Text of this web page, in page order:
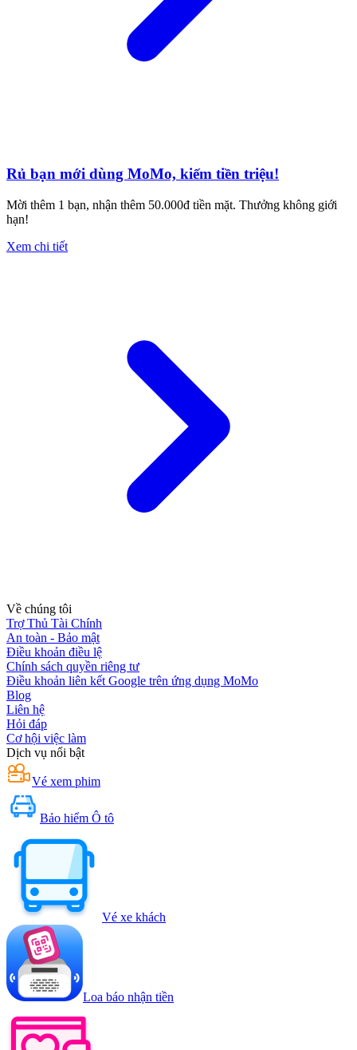
Rủ bạn mới dùng MoMo, kiếm tiền triệu!
Mời thêm 1 bạn, nhận thêm 50.000đ tiền mặt. Thưởng không giới
hạn!
Xem chi tiết
Về chúng tôi
Trợ Thủ Tài Chính
An toàn - Bảo mật
Điều khoản điều lệ
Chính sách quyền riêng tư
Điều khoản liên kết Google trên ứng dụng MoMo
Blog
Liên hệ
Hỏi đáp
Cơ hội việc làm
Dịch vụ nổi bật
Vé xem phim
Bảo hiểm Ô tô
Vé xe khách
Loa báo nhận tiền